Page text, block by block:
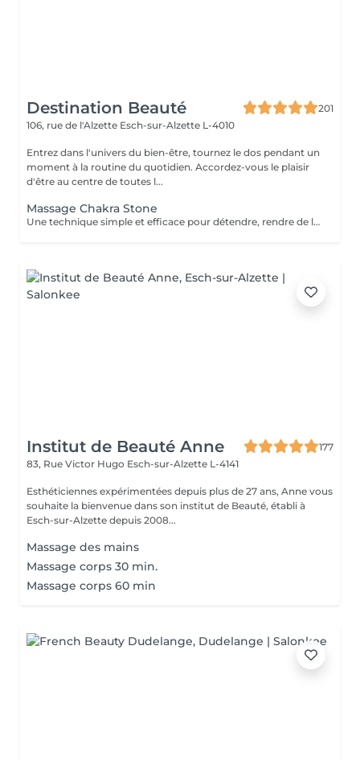
Destination Beauté
201
106, rue de l'Alzette Esch-sur-Alzette L-4010
Entrez dans l'univers du bien-être, tournez le dos pendant un
moment à la routine du quotidien. Accordez-vous le plaisir
d'être au centre de toutes l...
Massage Chakra Stone
Une technique simple et efficace pour détendre, rendre de l'énergie et diminuer le stress. Un massage particulièrement apprécié en hiver.
Institut de Beauté Anne
177
83, Rue Victor Hugo Esch-sur-Alzette L-4141
Esthéticiennes expérimentées depuis plus de 27 ans, Anne vous
souhaite la bienvenue dans son institut de Beauté, établi à
Esch-sur-Alzette depuis 2008...
Massage des mains
Massage corps 30 min.
Massage corps 60 min